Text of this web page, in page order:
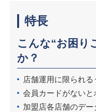
特長
こんな“お困り
か？
店舗運用に限られ
会員カードがない
加盟店各店舗のデ